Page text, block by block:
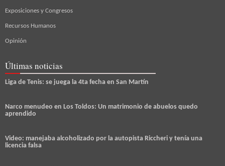
Exposiciones y Congresos
Recursos Humanos
Opinión
Últimas noticias
Liga de Tenis: se juega la 4ta fecha en San Martín
Narco menudeo en Los Toldos: Un matrimonio de abuelos quedo
aprendido
Video: manejaba alcoholizado por la autopista Riccheri y tenía una
licencia falsa